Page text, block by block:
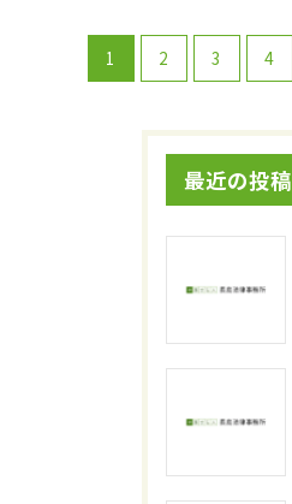
1 2 3 4
最近の投稿